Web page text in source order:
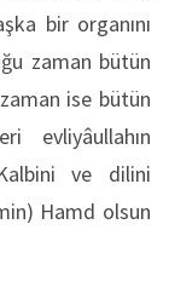
bir organını
zaman bütün
ise bütün
evliyâullahın
ve dilini
Hamd olsun